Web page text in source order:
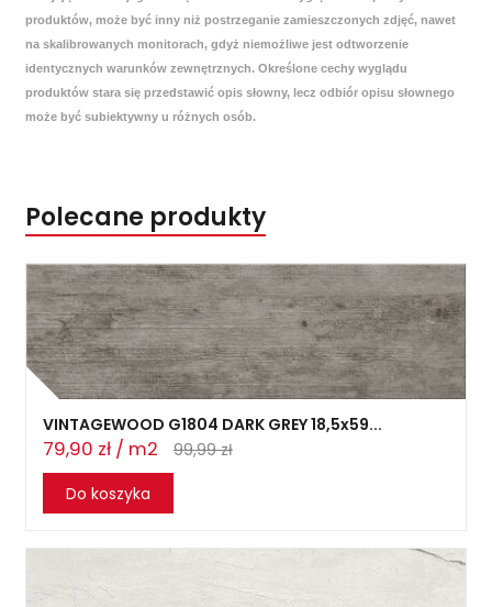
produktów, może być inny niż postrzeganie zamieszczonych zdjęć, nawet
na skalibrowanych monitorach, gdyż niemożliwe jest odtworzenie
identycznych warunków zewnętrznych. Określone cechy wyglądu
produktów stara się przedstawić opis słowny, lecz odbiór opisu słownego
może być subiektywny u różnych osób.
Polecane produkty
VINTAGEWOOD G1804 DARK GREY 18,5x59...
79,90 zł / m2
99,99 zł
Do koszyka